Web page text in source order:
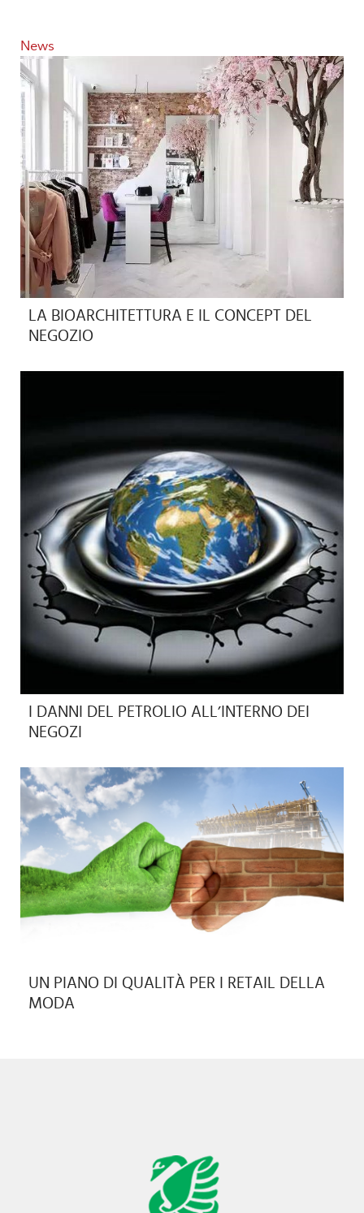
News
LA BIOARCHITETTURA E IL CONCEPT DEL
NEGOZIO
I DANNI DEL PETROLIO ALL’INTERNO DEI
NEGOZI
UN PIANO DI QUALITÀ PER I RETAIL DELLA
MODA